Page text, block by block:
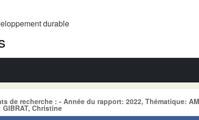
durable
de recherche : - Année du rapport: 2022, Thématique:
Christine